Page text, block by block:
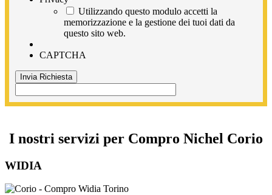
Utilizzando questo modulo accetti la
memorizzazione e la gestione dei tuoi dati da
questo sito web.
CAPTCHA
I nostri servizi per Compro Nichel Corio
WIDIA